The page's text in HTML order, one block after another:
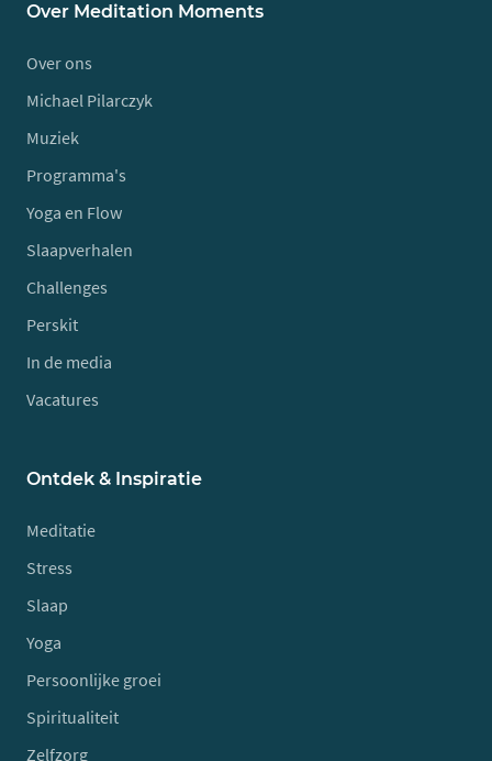
Over Meditation Moments
Over ons
Michael Pilarczyk
Muziek
Programma's
Yoga en Flow
Slaapverhalen
Challenges
Perskit
In de media
Vacatures
Ontdek & Inspiratie
Meditatie
Stress
Slaap
Yoga
Persoonlijke groei
Spiritualiteit
Zelfzorg